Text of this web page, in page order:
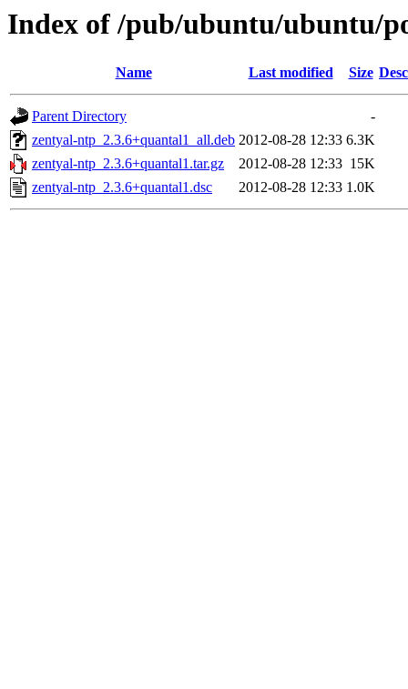
Index of /pub/ubuntu/ubuntu/
Name Last modified Size
Parent Directory
-
zentyal-ntp_2.3.6+quantal1_all.deb 2012-08-28 12:33 6.3K
zentyal-ntp_2.3.6+quantal1.tar.gz
2012-08-28 12:33 15K
zentyal-ntp_2.3.6+quantal1.dsc
2012-08-28 12:33 1.0K